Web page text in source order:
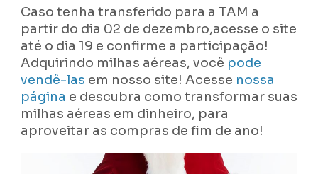
Caso tenha transferido para a TAM a
partir do dia 02 de dezembro,acesse o site
até o dia 19 e confirme a participação!
Adquirindo milhas aéreas, você pode
vendê-las em nosso site! Acesse nossa
página e descubra como transformar suas
milhas aéreas em dinheiro, para
aproveitar as compras de fim de ano!